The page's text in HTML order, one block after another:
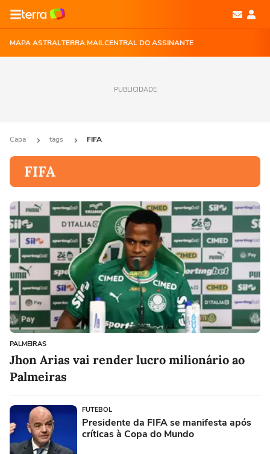
MAPA ASTRALTERRA MAILCENTRAL DO ASSINANTE
PUBLICIDADE
Capa tags FIFA
FIFA
PALMEIRAS
Jhon Arias vai render lucro milionário ao
Palmeiras
FUTEBOL
Presidente da FIFA se manifesta após
críticas à Copa do Mundo